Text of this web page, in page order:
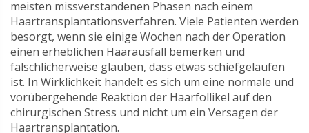
meisten missverstandenen Phasen nach einem
Haartransplantationsverfahren. Viele Patienten werden
besorgt, wenn sie einige Wochen nach der Operation
einen erheblichen Haarausfall bemerken und
fälschlicherweise glauben, dass etwas schiefgelaufen
ist. In Wirklichkeit handelt es sich um eine normale und
vorübergehende Reaktion der Haarfollikel auf den
chirurgischen Stress und nicht um ein Versagen der
Haartransplantation.